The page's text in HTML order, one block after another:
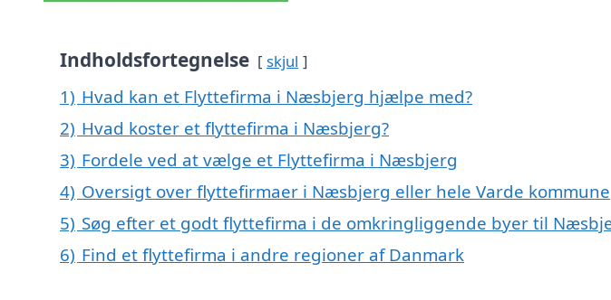
Indholdsfortegnelse skjul
1) Hvad kan et Flyttefirma i Næsbjerg hjælpe med?
2) Hvad koster et flyttefirma i Næsbjerg?
3) Fordele ved at vælge et Flyttefirma i Næsbjerg
4) Oversigt over flyttefirmaer i Næsbjerg eller hele Varde kommune
5) Søg efter et godt flyttefirma i de omkringliggende byer til
6) Find et flyttefirma i andre regioner af Danmark